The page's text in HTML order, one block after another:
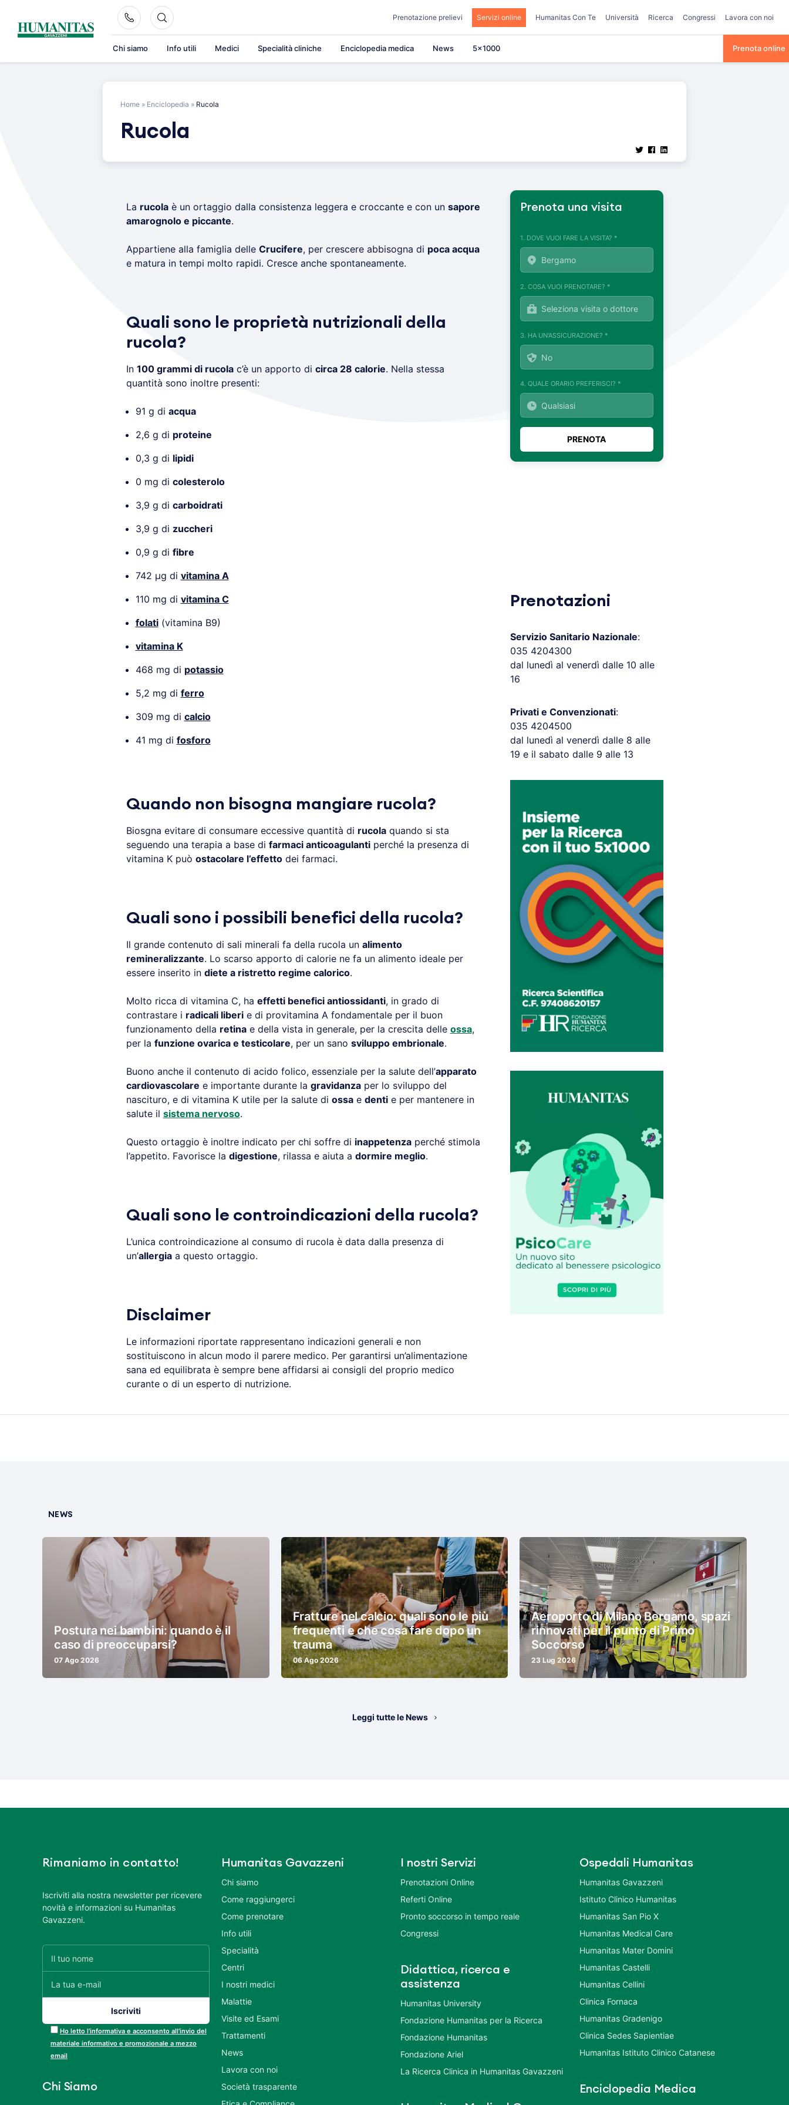
content
Prenotazione prelievi Servizi online Humanitas Con Te Università Ricerca Congressi Lavora con noi
Chi siamo Info utili Medici Specialità cliniche Enciclopedia medica News 5×1000 Prenota online
Home » Enciclopedia » Rucola
Rucola
La rucolaè un ortaggio dalla consistenza leggera e croccante e con un sapore
amarognolo e piccante.
Appartiene alla famiglia delle Crucifere, per crescere abbisogna di poca acqua
e matura in tempi molto rapidi. Cresce anche spontaneamente.
Quali sono le proprietà nutrizionali della
rucola?
In 100 grammi di rucolac’è un apporto di circa 28 calorie. Nella stessa
quantità sono inoltre presenti:
91 g di acqua
2,6 g di proteine
0,3 g di lipidi
0 mg di colesterolo
3,9 g di carboidrati
3,9 g di zuccheri
0,9 g di fibre
742 µg di vitamina A
110 mg di vitamina C
folati(vitamina B9)
vitamina K
468 mg di potassio
5,2 mg di ferro
309 mg di calcio
41 mg di fosforo
Quando non bisogna mangiare rucola?
Biosgna evitare di consumare eccessive quantità di rucolaquando si sta
seguendo una terapia a base di farmaci anticoagulantiperché la presenza di
vitamina K può ostacolare l’effettodei farmaci.
Quali sono i possibili benefici della rucola?
Il grande contenuto di sali minerali fa della rucola un alimento
remineralizzante. Lo scarso apporto di calorie ne fa un alimento ideale per
essere inserito in diete a ristretto regime calorico.
Molto ricca di vitamina C, ha effetti benefici antiossidanti, in grado di
contrastare i radicali liberie di provitamina A fondamentale per il buon
funzionamento della retinae della vista in generale, per la crescita delle ossa,
per la funzione ovarica e testicolare, per un sano sviluppo embrionale.
Buono anche il contenuto di acido folico, essenziale per la salute dell’apparato
cardiovascolare e importante durante la gravidanzaper lo sviluppo del
nascituro, e di vitamina K utile per la salute di ossae dentie per mantenere in
salute il sistema nervoso.
Questo ortaggio è inoltre indicato per chi soffre di inappetenzaperché stimola
l’appetito. Favorisce la digestione, rilassa e aiuta a dormire meglio.
Quali sono le controindicazioni della rucola?
L’unica controindicazione al consumo di rucola è data dalla presenza di
un’allergiaa questo ortaggio.
Disclaimer
Le informazioni riportate rappresentano indicazioni generali e non
sostituiscono in alcun modo il parere medico. Per garantirsi un’alimentazione
sana ed equilibrata è sempre bene affidarsi ai consigli del proprio medico
curante o di un esperto di nutrizione.
Prenota una visita
1. DOVE VUOI FARE LA VISITA? *
2. COSA VUOI PRENOTARE? *
3. HA UN'ASSICURAZIONE? *
4. QUALE ORARIO PREFERISCI? *
Prenotazioni
Servizio Sanitario Nazionale:
035 4204300
dal lunedì al venerdì dalle 10 alle
16
Privati e Convenzionati:
035 4204500
dal lunedì al venerdì dalle 8 alle
19 e il sabato dalle 9 alle 13
NEWS
Postura nei bambini: quando è il
caso di preoccuparsi?
07 Ago 2026
Fratture nel calcio: quali sono le più
frequenti e che cosa fare dopo un
trauma
06 Ago 2026
Aeroporto di Milano Bergamo, spazi
rinnovati per il punto di Primo
Soccorso
23 Lug 2026
Leggi tutte le News
Rimaniamo in contatto!
Iscriviti alla nostra newsletter per ricevere
novità e informazioni su Humanitas
Gavazzeni.
Ho letto l’informativa e acconsento all’invio del
materiale informativo e promozionale a mezzo
email
Chi Siamo
Humanitas Gavazzeni
Chi siamo
Come raggiungerci
Come prenotare
Info utili
Specialità
Centri
I nostri medici
Malattie
Visite ed Esami
Trattamenti
News
Lavora con noi
Società trasparente
I nostri Servizi
Prenotazioni Online
Referti Online
Pronto soccorso in tempo reale
Congressi
Didattica, ricerca e
assistenza
Humanitas University
Fondazione Humanitas per la Ricerca
Fondazione Humanitas
Fondazione Ariel
La Ricerca Clinica in Humanitas Gavazzeni
Ospedali Humanitas
Humanitas Gavazzeni
Istituto Clinico Humanitas
Humanitas San Pio X
Humanitas Medical Care
Humanitas Mater Domini
Humanitas Castelli
Humanitas Cellini
Clinica Fornaca
Humanitas Gradenigo
Clinica Sedes Sapientiae
Humanitas Istituto Clinico Catanese
Enciclopedia Medica